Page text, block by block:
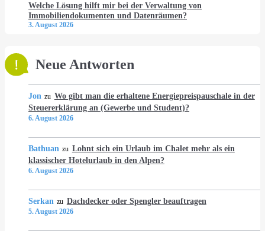
Welche Lösung hilft mir bei der Verwaltung von
Immobiliendokumenten und Datenräumen?
3. August 2026
Neue Antworten
Jon zu Wo gibt man die erhaltene Energiepreispauschale in der
Steuererklärung an (Gewerbe und Student)?
6. August 2026
Bathuan zu Lohnt sich ein Urlaub im Chalet mehr als ein
klassischer Hotelurlaub in den Alpen?
6. August 2026
Serkan zu Dachdecker oder Spengler beauftragen
5. August 2026